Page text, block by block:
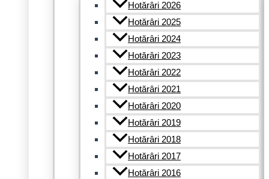
Hotărâri 2026
Hotărâri 2025
Hotărâri 2024
Hotărâri 2023
Hotărâri 2022
Hotărâri 2021
Hotărâri 2020
Hotărâri 2019
Hotărâri 2018
Hotărâri 2017
Hotărâri 2016